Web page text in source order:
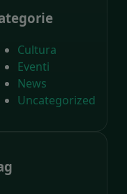
Cultura
Eventi
News
Uncategorized